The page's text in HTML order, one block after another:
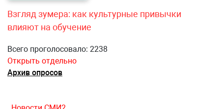
Взгляд зумера: как культурные привычки
влияют на обучение
Всего проголосовало: 2238
Открыть отдельно
Архив опросов